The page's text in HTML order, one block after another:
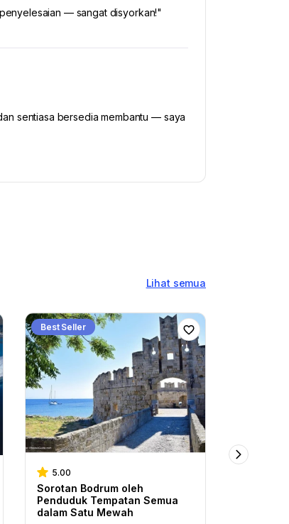
— sangat disyorkan!"
sentiasa bersedia membantu — saya
Lihat semua
Best Seller
5.00
Sorotan Bodrum oleh
Penduduk Tempatan Semua
dalam Satu Mewah